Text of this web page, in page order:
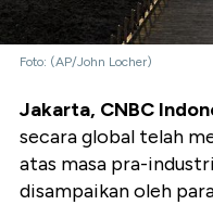
Foto: (AP/John Locher)
Jakarta, CNBC
secara global telah
atas masa pra-
disampaikan oleh